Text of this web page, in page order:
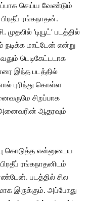
செய்ய வேண்டும்
ரங்கநாதன்.
‘டியூட்’ படத்தில்
நடிக்க மாட்டேன் என்று
டெடிகேட்டடாக
இந்த படத்தில்
புரிந்து கொள்ள
சிறப்பாக
அனைவரின் ஆதரவும்
கொடுத்த என்னுடைய
ரங்கநாதனிடம்
படத்தில் சில
இருக்கும். அப்போது